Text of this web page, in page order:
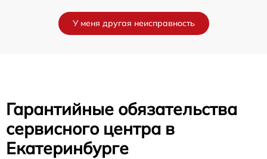
У меня другая неисправность
Гарантийные обязательства
сервисного центра в
Екатеринбурге